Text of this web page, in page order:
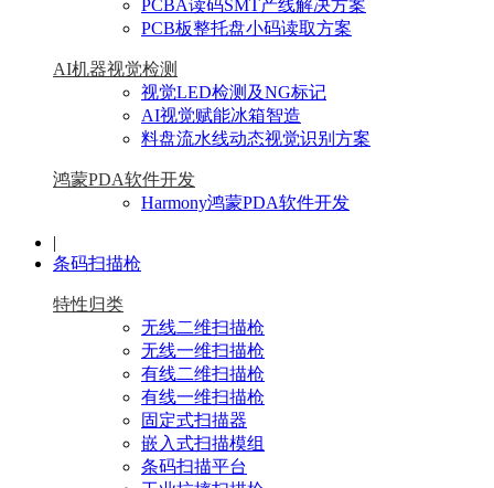
PCBA读码SMT产线解决方案
PCB板整托盘小码读取方案
AI机器视觉检测
视觉LED检测及NG标记
AI视觉赋能冰箱智造
料盘流水线动态视觉识别方案
鸿蒙PDA软件开发
Harmony鸿蒙PDA软件开发
|
条码扫描枪
特性归类
无线二维扫描枪
无线一维扫描枪
有线二维扫描枪
有线一维扫描枪
固定式扫描器
嵌入式扫描模组
条码扫描平台